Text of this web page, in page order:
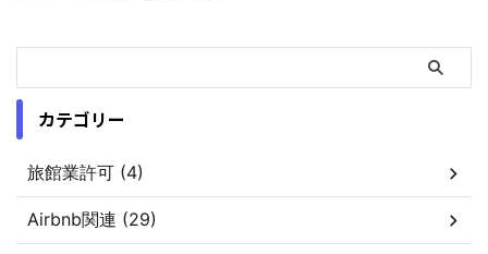
カテゴリー
旅館業許可 (4)
Airbnb関連 (29)